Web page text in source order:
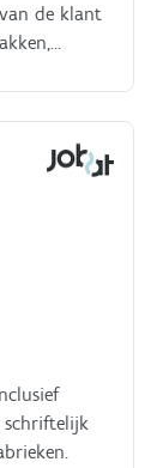
de klant
schriftelijk